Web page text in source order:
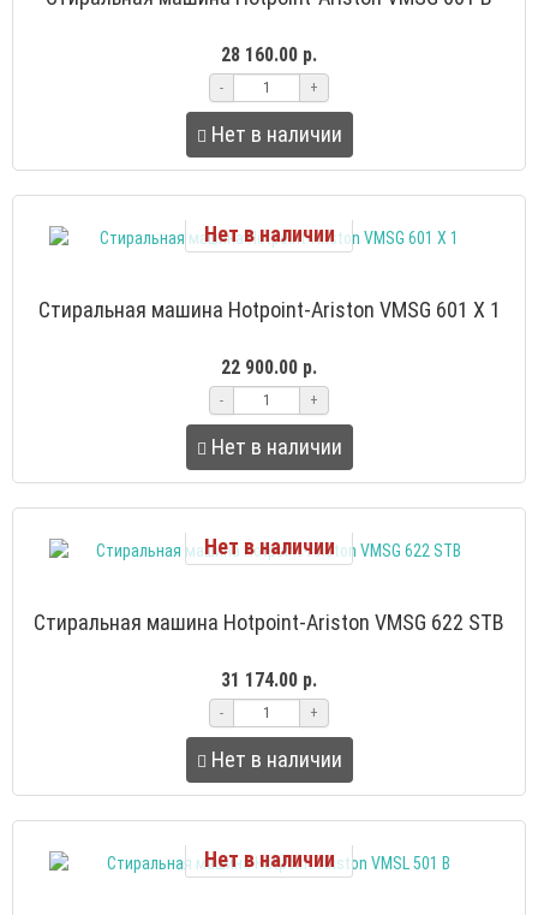
28 160.00 р.
- +
Нет в наличии
Нет в наличии
Стиральная машина Hotpoint-Ariston VMSG 601 X 1
22 900.00 р.
- +
Нет в наличии
Нет в наличии
Стиральная машина Hotpoint-Ariston VMSG 622 STB
31 174.00 р.
- +
Нет в наличии
Нет в наличии